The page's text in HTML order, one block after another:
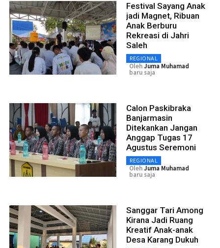
Festival Sayang Anak
jadi Magnet, Ribuan
Anak Berburu
Rekreasi di Jahri
Saleh
REGIONAL
OlehJuma Muhamad
baru saja
Calon Paskibraka
Banjarmasin
Ditekankan Jangan
Anggap Tugas 17
Agustus Seremoni
REGIONAL
OlehJuma Muhamad
baru saja
Sanggar Tari Among
Kirana Jadi Ruang
Kreatif Anak-anak
Desa Karang Dukuh